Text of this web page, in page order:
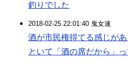
釣りでした
2018-02-25 22:01:40 鬼女速
酒が市民権得てる感じが
といて「酒の席だから」